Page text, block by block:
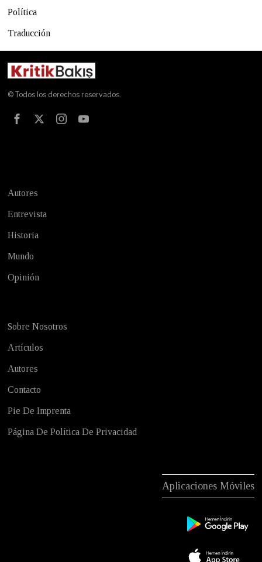
Política
Traducción
© Todos los derechos reservados.
Autores
Entrevista
Historia
Mundo
Opinión
Sobre Nosotros
Artículos
Autores
Contacto
Pie De Imprenta
Página De Política De Privacidad
Aplicaciones Móviles